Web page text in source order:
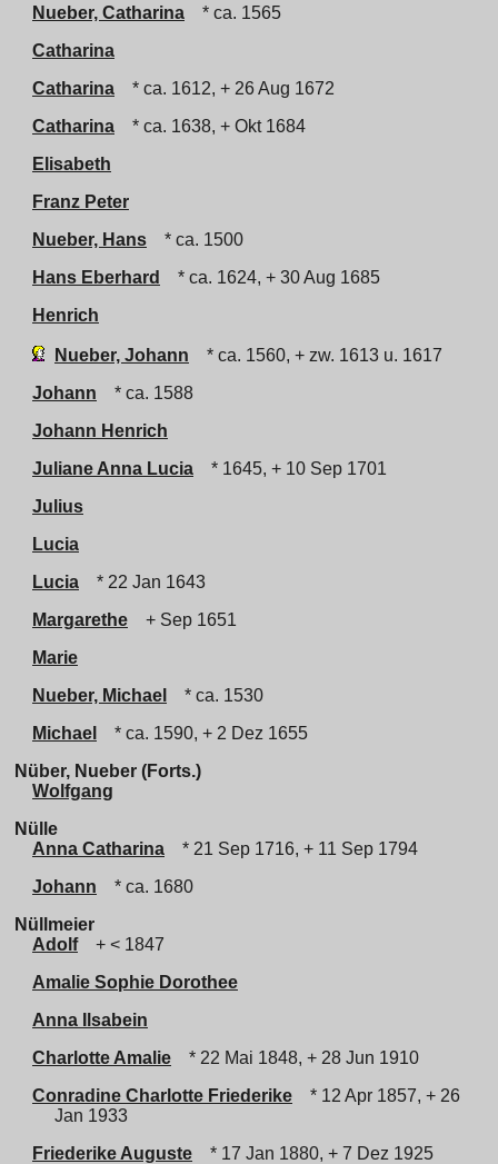
Nueber, Catharina
* ca. 1565
Catharina
Catharina
* ca. 1612, + 26 Aug 1672
Catharina
* ca. 1638, + Okt 1684
Elisabeth
Franz Peter
Nueber, Hans
* ca. 1500
Hans Eberhard
* ca. 1624, + 30 Aug 1685
Henrich
Nueber, Johann
* ca. 1560, + zw. 1613 u. 1617
Johann
* ca. 1588
Johann Henrich
Juliane Anna Lucia
* 1645, + 10 Sep 1701
Julius
Lucia
Lucia
* 22 Jan 1643
Margarethe
+ Sep 1651
Marie
Nueber, Michael
* ca. 1530
Michael
* ca. 1590, + 2 Dez 1655
Nüber, Nueber (Forts.)
Wolfgang
Nülle
Anna Catharina
* 21 Sep 1716, + 11 Sep 1794
Johann
* ca. 1680
Nüllmeier
Adolf
+ < 1847
Amalie Sophie Dorothee
Anna Ilsabein
Charlotte Amalie
* 22 Mai 1848, + 28 Jun 1910
Conradine Charlotte Friederike
* 12 Apr 1857, + 26
Jan 1933
Friederike Auguste
* 17 Jan 1880, + 7 Dez 1925